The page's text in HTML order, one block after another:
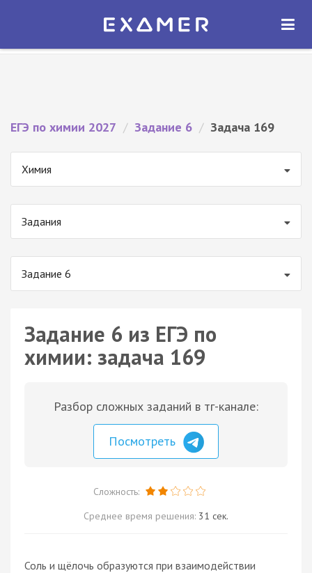
Экзамер — ЕГЭ 2027
ОТКРЫТЬ
ЕГЭ по химии 2027 / Задание 6 / Задача 169
Химия
Задания
Задание 6
Задание 6 из ЕГЭ по
химии: задача 169
Разбор сложных заданий в тг-канале:
Посмотреть
Сложность:
Среднее время решения: 31 сек.
Соль и щёлочь образуются при взаимодействии